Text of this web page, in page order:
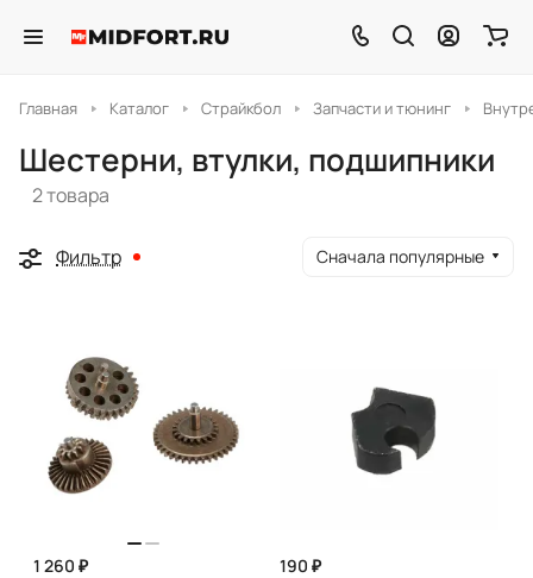
Главная Каталог Страйкбол Запчасти и тюнинг
Шестерни, втулки, подшипники
2 товара
Фильтр Сначала популярные
1 260 ₽
190 ₽